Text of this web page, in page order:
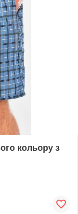
кольору з